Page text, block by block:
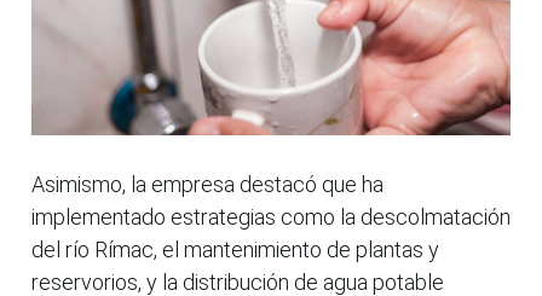
Asimismo, la empresa destacó que ha
implementado estrategias como la descolmatación
del río Rímac, el mantenimiento de plantas y
reservorios, y la distribución de agua potable